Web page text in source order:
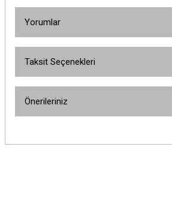
Yorumlar
Taksit Seçenekleri
Önerileriniz
yetersiz gördüğünüz noktaları öneri formunu